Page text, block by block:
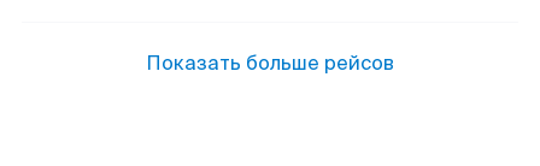
Показать больше рейсов